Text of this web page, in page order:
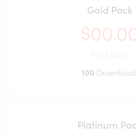
Gold Pack
100
Platinum